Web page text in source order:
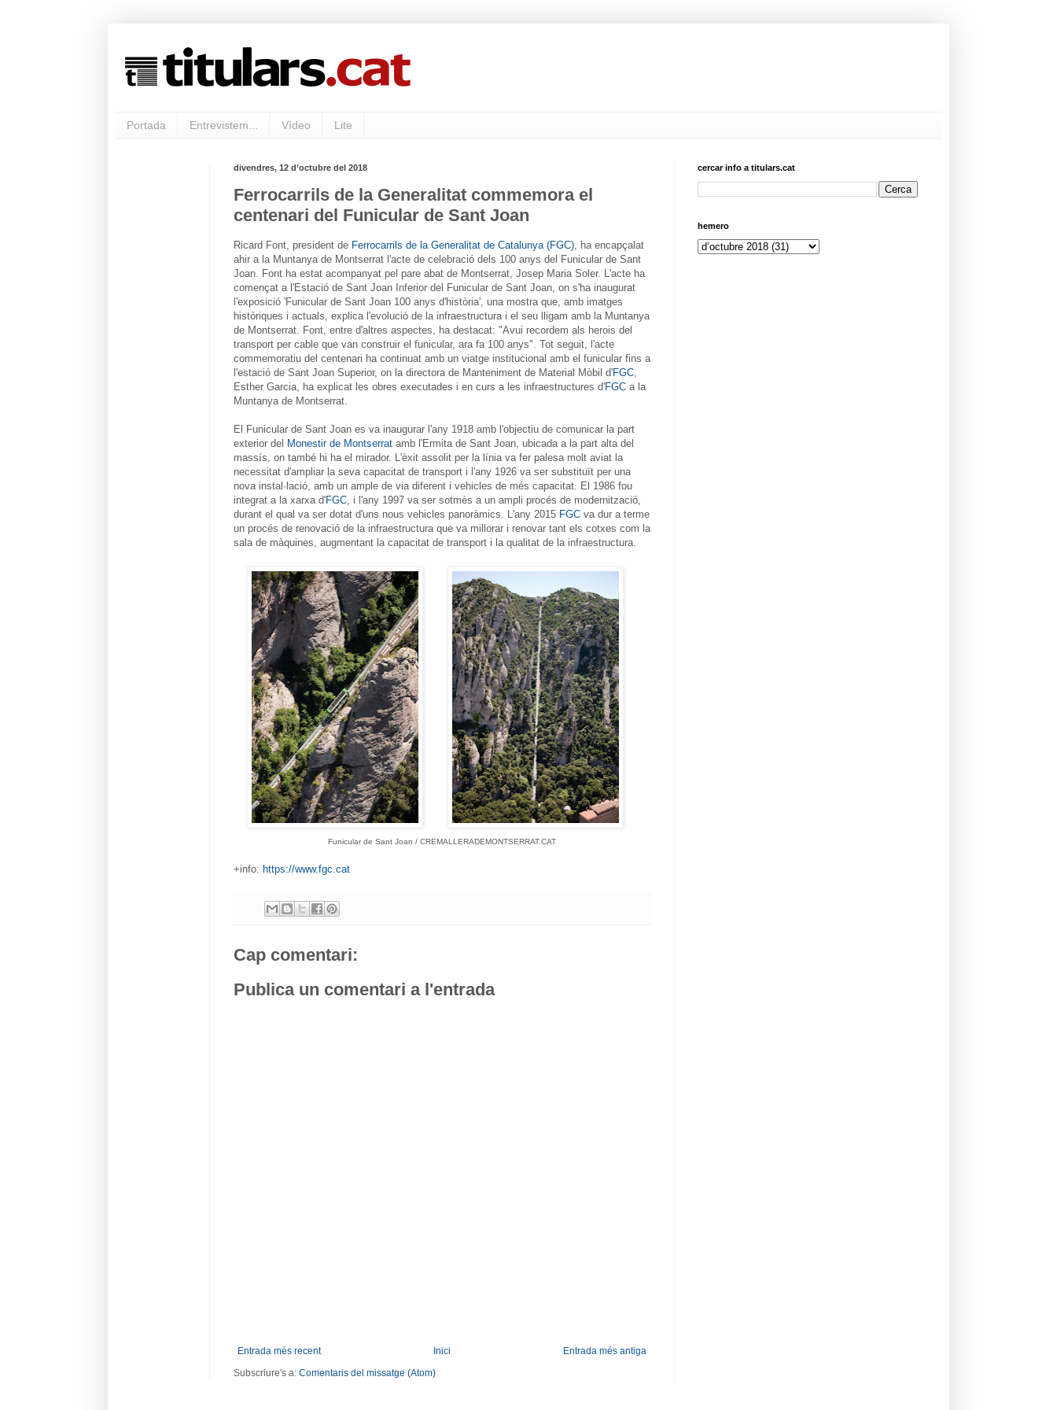
Portada Entrevistem... Vídeo Lite
divendres, 12 d’octubre del 2018
Ferrocarrils de la Generalitat commemora el
centenari del Funicular de Sant Joan
Ricard Font, president de Ferrocarrils de la Generalitat de Catalunya (FGC), ha encapçalat
ahir a la Muntanya de Montserrat l'acte de celebració dels 100 anys del Funicular de Sant
Joan. Font ha estat acompanyat pel pare abat de Montserrat, Josep Maria Soler. L'acte ha
començat a l'Estació de Sant Joan Inferior del Funicular de Sant Joan, on s'ha inaugurat
l'exposició 'Funicular de Sant Joan 100 anys d'història', una mostra que, amb imatges
històriques i actuals, explica l'evolució de la infraestructura i el seu lligam amb la Muntanya
de Montserrat. Font, entre d'altres aspectes, ha destacat: "Avui recordem als herois del
transport per cable que van construir el funicular, ara fa 100 anys". Tot seguit, l'acte
commemoratiu del centenari ha continuat amb un viatge institucional amb el funicular fins a
l'estació de Sant Joan Superior, on la directora de Manteniment de Material Mòbil d'FGC,
Esther Garcia, ha explicat les obres executades i en curs a les infraestructures d'FGC a la
Muntanya de Montserrat.
El Funicular de Sant Joan es va inaugurar l'any 1918 amb l'objectiu de comunicar la part
exterior del Monestir de Montserrat amb l'Ermita de Sant Joan, ubicada a la part alta del
massís, on també hi ha el mirador. L'èxit assolit per la línia va fer palesa molt aviat la
necessitat d'ampliar la seva capacitat de transport i l'any 1926 va ser substituït per una
nova instal·lació, amb un ample de via diferent i vehicles de més capacitat. El 1986 fou
integrat a la xarxa d'FGC, i l'any 1997 va ser sotmès a un ampli procés de modernització,
durant el qual va ser dotat d'uns nous vehicles panoràmics. L'any 2015 FGC va dur a terme
un procés de renovació de la infraestructura que va millorar i renovar tant els cotxes com la
sala de màquines, augmentant la capacitat de transport i la qualitat de la infraestructura.
Funicular de Sant Joan / CREMALLERADEMONTSERRAT.CAT
+info: https://www.fgc.cat
Cap comentari:
Publica un comentari a l'entrada
Entrada més recent Entrada més antiga
Inici
Subscriure's a: Comentaris del missatge (Atom)
cercar info a titulars.cat
hemero